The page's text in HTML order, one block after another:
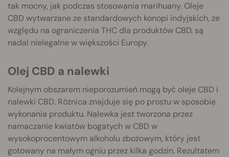
tak mocny, jak podczas stosowania marihuany. Oleje
CBD wytwarzane ze standardowych konopi indyjskich, ze
względu na ograniczenia THC dla produktów CBD, są
nadal nielegalne w większości Europy.
Olej CBD a nalewki
Kolejnym obszarem nieporozumień mogą być oleje CBD i
nalewki CBD. Różnica znajduje się po prostu w sposobie
wykonania produktu. Nalewka jest tworzona przez
namaczanie kwiatów bogatych w CBD w
wysokoprocentowym alkoholu zbożowym, który jest
gotowany na małym ogniu przez kilka godzin. Rezultatem